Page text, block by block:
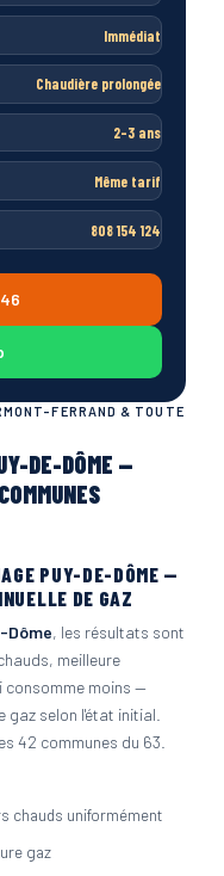
FERRAND & TOUTE
DE-DÔME —
PUY-DE-DÔME —
DE GAZ
Dôme, les résultats sont
meilleure
consomme moins —
gaz selon l'état initial.
42 communes du 63.
chauds uniformément
gaz
Immédiat
Chaudière prolongée
2-3 ans
Même tarif
808 154 124